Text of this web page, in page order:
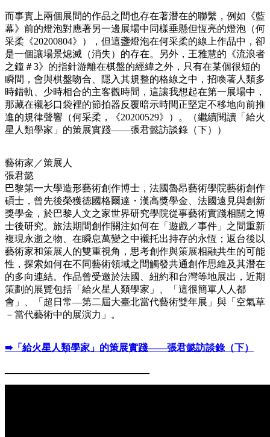
而事實上兩個展間的作品之間也存在著潛在的聯繫，例如《藍
幕》前的燈泡對應著另一邊展場中同樣垂懸但恆亮的燈泡（何
采柔《20200804》），但這盞燈泡在何采柔的線上作品中，卻
是一個讓場景熄滅（消失）的存在。另外，王雅慧的《流浪者
之鐘＃3》的指針游離在棋盤的經緯之外，只有在某個很短的
瞬間，會與棋盤吻合、隱入其規整的格線之中，招喚著人類多
時錯軌、少時相合的主客觀時間，這讓我想起在第一展場中，
那藏在襯衫口袋裡的節拍器反覆暗示時間正堅定不移地向前推
進的規律聲響（何采柔，《20200529》）。（繼續閱讀「給火
星人類學家」的策展實踐——張君懿訪談錄（下））
藝術家／策展人
張君懿
巴黎第一大學造形藝術創作博士，法國魯昂藝術學院藝術創作
碩士，曾先後榮獲德國格爾達・漢高獎學金、法國遠見與創新
獎學金，於巴黎人文之家世界研究學院從事藝術實踐相關之博
士後研究。旅法期間創作關注如何在「遊戲／事件」之間重新
複現永逝之物、在瞬息萬變之中襯托出持存的永恆；返台後以
藝術家和策展人的雙重視角，思考創作與策展相融共生的可能
性，探索如何在不同藝術領域之間觸發共通創作思維及其潛在
的多向連結。作品曾受邀於法國、紐約和台灣等地展出，近期
策劃的展覽包括「給火星人類學家」、「這很簡單人人都
會」、「超日常—第二屆大臺北當代藝術雙年展」與「空氣草
－當代藝術中的展演力」。
➠「給火星人類學家」的策展實踐——張君懿訪談錄（下）